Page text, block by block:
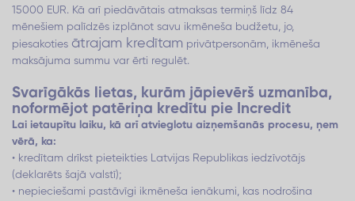
15000 EUR. Kā arī piedāvātais atmaksas termiņš līdz 84
mēnešiem palīdzēs izplānot savu ikmēneša budžetu, jo,
piesakoties ātrajam kredītam privātpersonām, ikmēneša
maksājuma summu var ērti regulēt.
Svarīgākās lietas, kurām jāpievērš uzmanība,
noformējot patēriņa kredītu pie Incredit
Lai ietaupītu laiku, kā arī atvieglotu aizņemšanās procesu, ņem
vērā, ka:
• kredītam drīkst pieteikties Latvijas Republikas iedzīvotājs
(deklarēts šajā valstī);
• nepieciešami pastāvīgi ikmēneša ienākumi, kas nodrošina